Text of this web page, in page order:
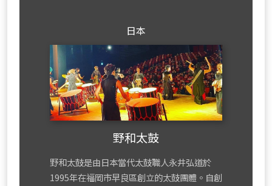
日本
野和太鼓
野和太鼓是由日本當代太鼓職人永井弘道於
1995年在福岡市早良區創立的太鼓團體。自創